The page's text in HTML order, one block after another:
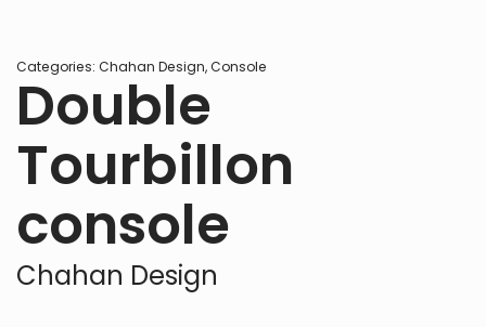
Categories: Chahan Design,Console
Double
Tourbillon
console
Chahan Design